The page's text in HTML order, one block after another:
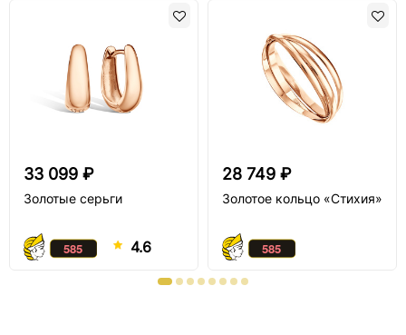
33 099 ₽
Золотые серьги
4.6
28 749 ₽
Золотое кольцо «Стихия»